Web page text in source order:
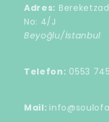
Adres:
No: 4/J
Beyoğlu/İstanbul
Telefon: 0553
Mail: